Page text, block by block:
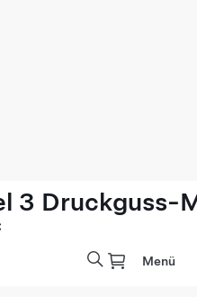
3 Druckguss-
Menü